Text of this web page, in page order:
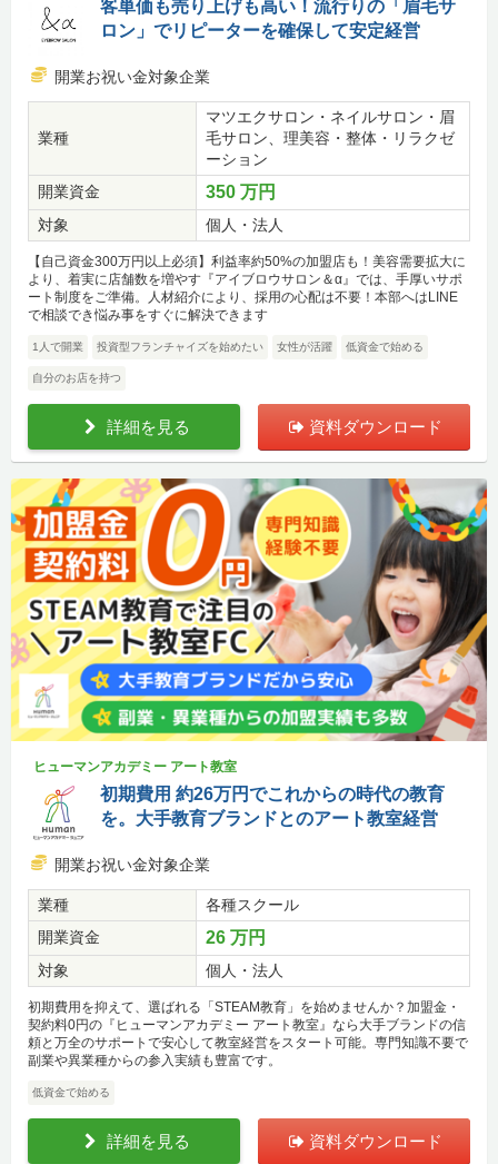
客単価も売り上げも高い！流行りの「眉毛サ
ロン」でリピーターを確保して安定経営
開業お祝い金対象企業
業種
マツエクサロン・ネイルサロン・眉
毛サロン、理美容・整体・リラクゼ
ーション
開業資金
350 万円
対象 個人・法人
【自己資金300万円以上必須】利益率約50%の加盟店も！美容需要拡大に
より、着実に店舗数を増やす『アイブロウサロン＆α』では、手厚いサポ
ート制度をご準備。人材紹介により、採用の心配は不要！本部へはLINE
で相談でき悩み事をすぐに解決できます
1人で開業 投資型フランチャイズを始めたい 女性が活躍 低資金で始める
自分のお店を持つ
詳細を見る 資料ダウンロード
ヒューマンアカデミー アート教室
初期費用 約26万円でこれからの時代の教育
を。大手教育ブランドとのアート教室経営
開業お祝い金対象企業
業種
各種スクール
開業資金
26 万円
対象 個人・法人
初期費用を抑えて、選ばれる「STEAM教育」を始めませんか？加盟金・
契約料0円の『ヒューマンアカデミー アート教室』なら大手ブランドの信
頼と万全のサポートで安心して教室経営をスタート可能。専門知識不要で
副業や異業種からの参入実績も豊富です。
低資金で始める
詳細を見る 資料ダウンロード